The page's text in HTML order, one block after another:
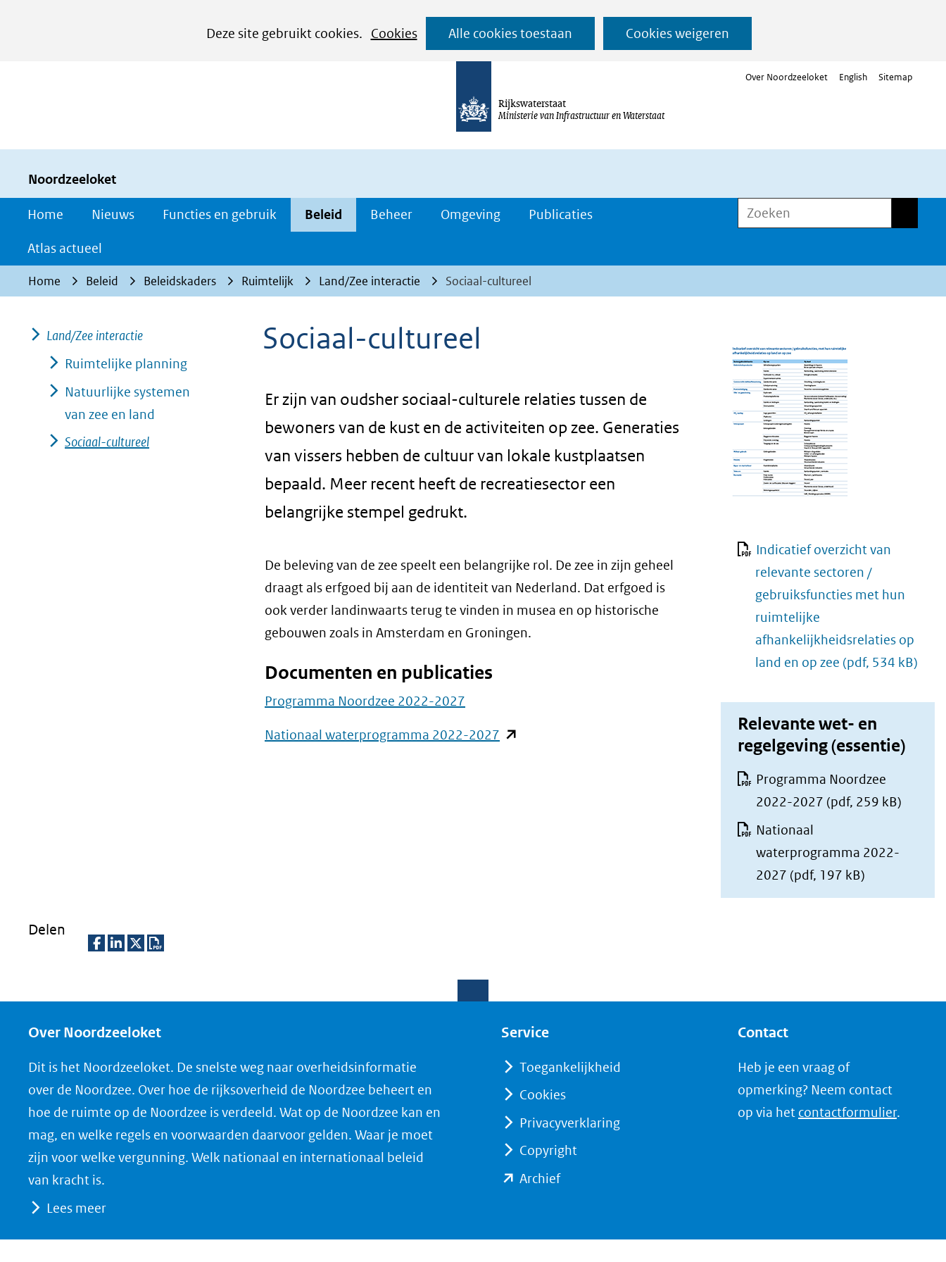
Deze site gebruikt cookies.
Cookies
van
cookies
op
deze
website
worden
toegestaan
geweigerd.
Alle cookies toestaan Cookies weigeren
Ga
naar
de
Rijkswaterstaat
Ministerie van Infrastructuur en Waterstaat
Over Noordzeeloket English Sitemap
Noordzeeloket
Home Nieuws Functies en gebruik Beleid Beheer Omgeving Publicaties
Atlas actueel
Zoeken
Home Beleid Beleidskaders Ruimtelijk Land/Zee interactie Sociaal-cultureel
Sociaal-cultureel
Er zijn van oudsher sociaal-culturele relaties tussen de
bewoners van de kust en de activiteiten op zee. Generaties
van vissers hebben de cultuur van lokale kustplaatsen
bepaald. Meer recent heeft de recreatiesector een
belangrijke stempel gedrukt.
De beleving van de zee speelt een belangrijke rol. De zee in zijn geheel
draagt als erfgoed bij aan de identiteit van Nederland. Dat erfgoed is
ook verder landinwaarts terug te vinden in musea en op historische
gebouwen zoals in Amsterdam en Groningen.
Documenten en publicaties
Programma Noordzee 2022-2027
Nationaal waterprogramma 2022-2027 (opent
Indicatief overzicht van
relevante sectoren /
gebruiksfuncties met hun
ruimtelijke
afhankelijkheidsrelaties op
land en op zee (pdf, 534 kB)
Relevante wet- en
regelgeving (essentie)
Programma Noordzee
2022-2027 (pdf, 259 kB)
Nationaal
waterprogramma 2022-
2027 (pdf, 197 kB)
Land/Zee interactie
Ruimtelijke planning
Natuurlijke systemen
van zee en land
Sociaal-cultureel
Delen
e
o
p
F
a
c
e
o
e
o
p
L
i
n
I
e
o
p
X
(opent
in
naar
n
o
a
d
P
D
Over Noordzeeloket
Dit is het Noordzeeloket. De snelste weg naar overheidsinformatie
over de Noordzee. Over hoe de rijksoverheid de Noordzee beheert en
hoe de ruimte op de Noordzee is verdeeld. Wat op de Noordzee kan en
mag, en welke regels en voorwaarden daarvoor gelden. Waar je moet
zijn voor welke vergunning. Welk nationaal en internationaal beleid
van kracht is.
Lees meer
Service
Toegankelijkheid
Cookies
Privacyverklaring
Copyright
Archief(opent
venster)
Contact
Heb je een vraag of
opmerking? Neem contact
op via het contactformulier.